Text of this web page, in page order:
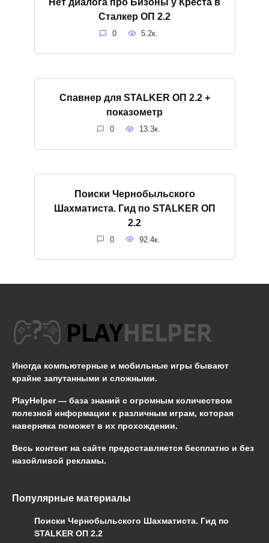
Сталкер ОП 2.2
0 5.2к.
Спавнер для STALKER ОП 2.2 +
показометр
0 13.3к.
Поиски Чернобыльского
Шахматиста. Гид по STALKER ОП
2.2
0 92.4к.
Иногда компьютерные и мобильные игры бывают
крайне запутанными и сложными.
PlayHelper — база знаний с огромным количеством
полезной информации к различным играм, которая
наверняка поможет в их прохождении.
Весь контент на сайте предоставляется бесплатно и без
назойливой рекламы.
Популярные материалы
Поиски Чернобыльского Шахматиста. Гид по
STALKER ОП 2.2